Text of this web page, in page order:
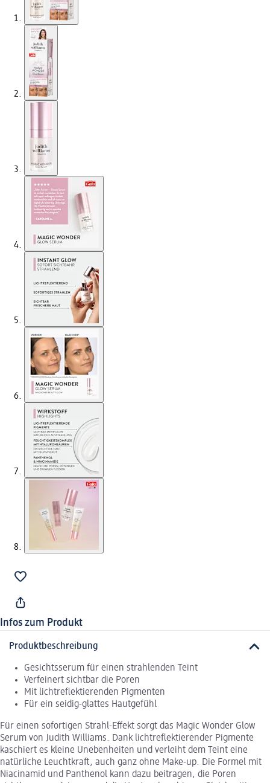
Infos zum Produkt
Produktbeschreibung
Gesichtsserum für einen strahlenden Teint
Verfeinert sichtbar die Poren
Mit lichtreflektierenden Pigmenten
Für ein seidig-glattes Hautgefühl
Für einen sofortigen Strahl-Effekt sorgt das Magic Wonder Glow
Serum von Judith Williams. Dank lichtreflektierender Pigmente
kaschiert es kleine Unebenheiten und verleiht dem Teint eine
natürliche Leuchtkraft, auch ganz ohne Make-up. Die Formel mit
Niacinamid und Panthenol kann dazu beitragen, die Poren